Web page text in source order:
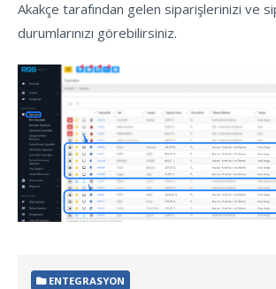
Akakçe tarafından gelen siparişlerinizi ve
durumlarınızı görebilirsiniz.
ENTEGRASYON